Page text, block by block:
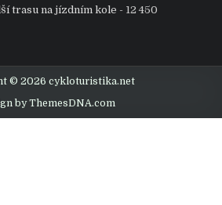
trasu na jízdním kole - 12 450
© 2026 cykloturistika.net
by ThemesDNA.com